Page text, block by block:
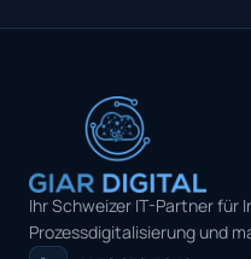
Ihr Schweizer IT-Partner für
Prozessdigitalisierung und